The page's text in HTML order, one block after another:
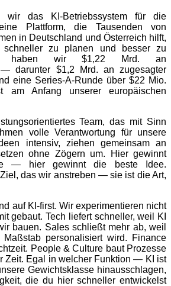
wir das KI-Betriebssystem für die
Plattform, die Tausenden von
in Deutschland und Österreich hilft,
schneller zu planen und besser zu
haben wir $1,22 Mrd. an
— darunter $1,2 Mrd. an zugesagter
eine Series-A-Runde über $22 Mio.
Anfang unserer europäischen
Team, das mit Sinn
volle Verantwortung für unsere
intensiv, ziehen gemeinsam an
ohne Zögern um. Hier gewinnt
— hier gewinnt die beste Idee.
das wir anstreben — sie ist die Art,
auf KI-first. Wir experimentieren nicht
gebaut. Tech liefert schneller, weil KI
bauen. Sales schließt mehr ab, weil
personalisiert wird. Finance
People & Culture baut Prozesse
Zeit. Egal in welcher Funktion — KI ist
Gewichtsklasse hinausschlagen,
die du hier schneller entwickelst